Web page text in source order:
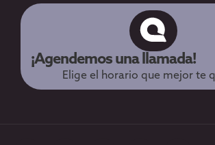
¡Agendemos una llamada!
Elige el horario que mejor te